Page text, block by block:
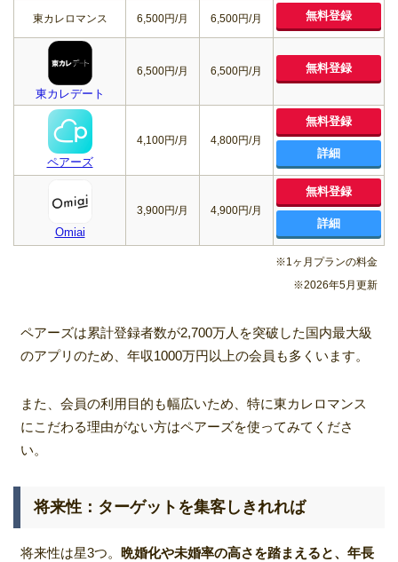
東カレロマンス 6,500円/月 6,500円/月 無料登録
東カレデート
6,500円/月 6,500円/月 無料登録
ペアーズ
4,100円/月 4,800円/月
無料登録
詳細
Omiai
3,900円/月 4,900円/月
無料登録
詳細
※1ヶ月プランの料金
※2026年5月更新
ペアーズは累計登録者数が2,700万人を突破した国内最大級
のアプリのため、年収1000万円以上の会員も多くいます。
また、会員の利用目的も幅広いため、特に東カレロマンス
にこだわる理由がない方はペアーズを使ってみてくださ
い。
将来性：ターゲットを集客しきれれば
将来性は星3つ。 晩婚化や未婚率の高さを踏まえると、年長